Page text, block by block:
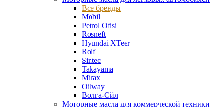
Все бренды
Mobil
Petrol Ofisi
Rosneft
Hyundai XTeer
Rolf
Sintec
Takayama
Mirax
Oilway
Волга-Ойл
Моторные масла для коммерческой техники